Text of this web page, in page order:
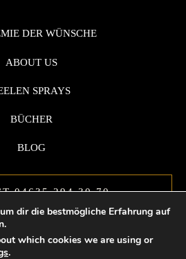
DER WÜNSCHE
ABOUT US
SPRAYS
BÜCHER
BLOG
04635 294 30 70
dir die bestmögliche Erfahrung auf
which cookies we are using or
.